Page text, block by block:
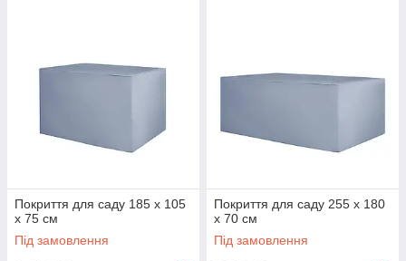
Покриття для саду 185 x 105
x 75 см
Під замовлення
Покриття для саду 255 x 180
x 70 см
Під замовлення